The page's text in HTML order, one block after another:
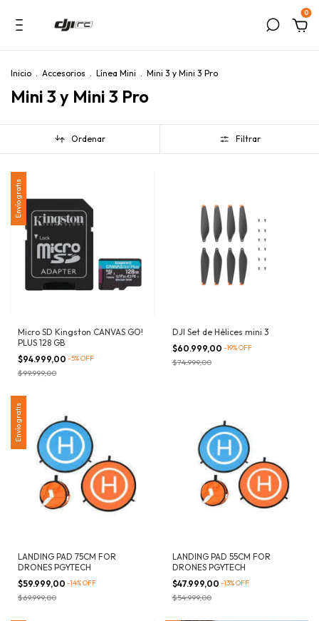
0
Inicio . Accesorios . Línea Mini . Mini 3 y Mini 3 Pro
Mini 3 y Mini 3 Pro
Ordenar Filtrar
Envío gratis
Micro SD Kingston CANVAS GO!
PLUS 128 GB
$94.999,00 -5%OFF
$99.999,00
DJI Set de Hèlices mini 3
$60.999,00 -19%OFF
$74.999,00
Envío gratis
LANDING PAD 75CM FOR
DRONES PGYTECH
$59.999,00 -14%OFF
$69.999,00
LANDING PAD 55CM FOR
DRONES PGYTECH
$47.999,00 -13%OFF
$54.999,00